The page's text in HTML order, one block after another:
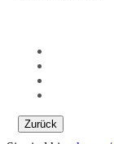
Zurück